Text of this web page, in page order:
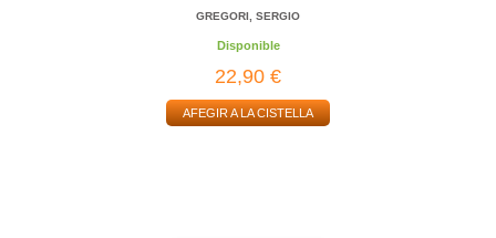
GREGORI, SERGIO
Disponible
22,90 €
AFEGIR A LA CISTELLA